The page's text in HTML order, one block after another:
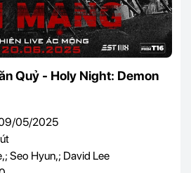
Quỷ - Holy Night: Demon
05/2025
Seo Hyun,; David Lee